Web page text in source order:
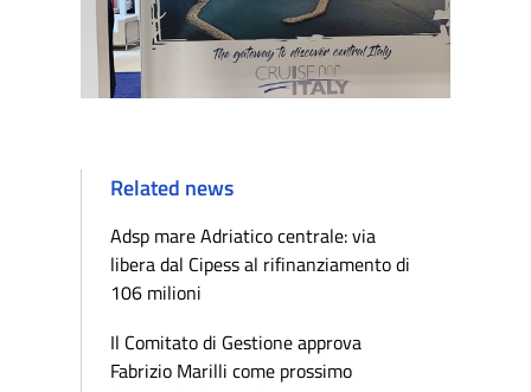
Related news
Adsp mare Adriatico centrale: via
libera dal Cipess al rifinanziamento di
106 milioni
Il Comitato di Gestione approva
Fabrizio Marilli come prossimo